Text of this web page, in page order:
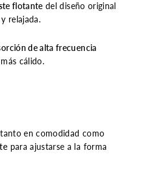
flotante del diseño original
relajada.
de alta frecuencia
cálido.
en comodidad como
para ajustarse a la forma